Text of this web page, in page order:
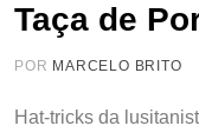
Taça de
POR MARCELO BRITO
Hat-tricks da